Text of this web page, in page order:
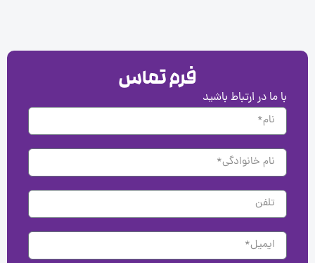
فرم تماس
ما در ارتباط باشید